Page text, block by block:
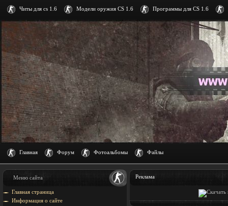
Читы для cs 1.6 Модели оружия CS 1.6 Программы для CS 1.6
Главная Форум Фотоальбомы Файлы
Меню сайта
Главная страница
Информация о сайте
Реклама